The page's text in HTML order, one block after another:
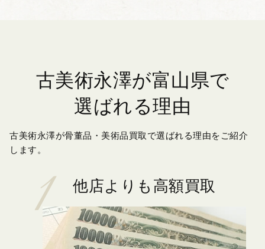
古美術永澤が富山県で
選ばれる理由
古美術永澤が骨董品・美術品買取で選ばれる理由をご紹介
します。
他店よりも高額買取